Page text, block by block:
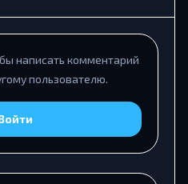
написать комментарий
пользователю.